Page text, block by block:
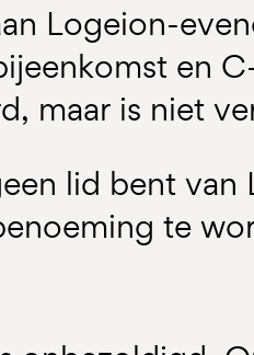
Logeion-
en
maar is niet
lid bent van
te